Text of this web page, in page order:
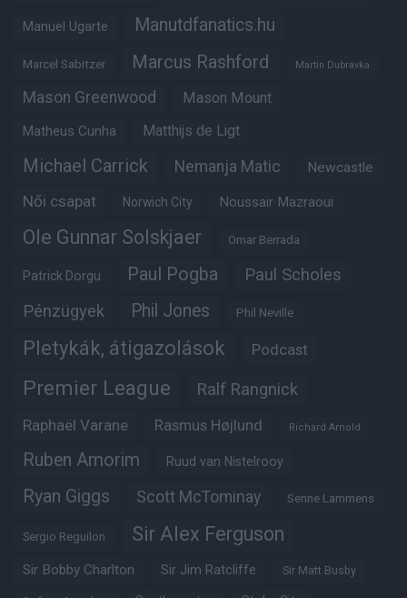
Manuel Ugarte Manutdfanatics.hu
Marcel Sabitzer Marcus Rashford Martin Dubravka
Mason Greenwood Mason Mount
Matheus Cunha Matthijs de Ligt
Michael Carrick Nemanja Matic Newcastle
Női csapat Norwich City Noussair Mazraoui
Ole Gunnar Solskjaer Omar Berrada
Patrick Dorgu Paul Pogba Paul Scholes
Pénzügyek Phil Jones Phil Neville
Pletykák, átigazolások Podcast
Premier League Ralf Rangnick
Raphaël Varane Rasmus Højlund Richard Arnold
Ruben Amorim Ruud van Nistelrooy
Ryan Giggs Scott McTominay Senne Lammens
Sergio Reguilon Sir Alex Ferguson
Sir Bobby Charlton Sir Jim Ratcliffe Sir Matt Busby